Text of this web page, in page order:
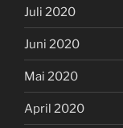
Juli 2020
Juni 2020
Mai 2020
April 2020